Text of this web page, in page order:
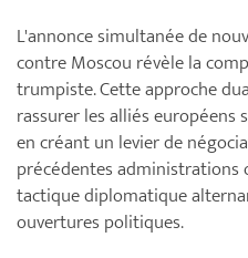
L'annonce simultanée de
contre Moscou révèle la
trumpiste. Cette approche
rassurer les alliés
en créant un levier de
précédentes
tactique diplomatique
ouvertures politiques.